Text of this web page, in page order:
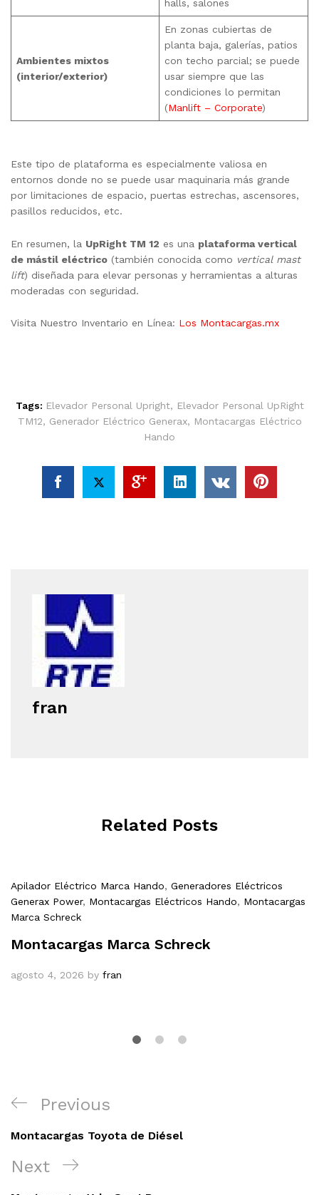
halls, salones
Ambientes mixtos
(interior/exterior)
En zonas cubiertas de
planta baja, galerías, patios
con techo parcial; se puede
usar siempre que las
condiciones lo permitan
(Manlift – Corporate)
Este tipo de plataforma es especialmente valiosa en
entornos donde no se puede usar maquinaria más grande
por limitaciones de espacio, puertas estrechas, ascensores,
pasillos reducidos, etc.
En resumen, la UpRight TM 12 es una plataforma vertical
de mástil eléctrico (también conocida como vertical mast
lift) diseñada para elevar personas y herramientas a alturas
moderadas con seguridad.
Visita Nuestro Inventario en Línea: Los Montacargas.mx
Tags: Elevador Personal Upright, Elevador Personal UpRight
TM12, Generador Eléctrico Generax, Montacargas Eléctrico
Hando
fran
Related Posts
Apilador Eléctrico Marca Hando, Generadores Eléctricos
Generax Power, Montacargas Eléctricos Hando, Montacargas
Marca Schreck
Montacargas Marca Schreck
agosto 4, 2026 by fran
Navegación
entradas
Previous
Post
Previous
Montacargas Toyota de Diésel
Next
Next